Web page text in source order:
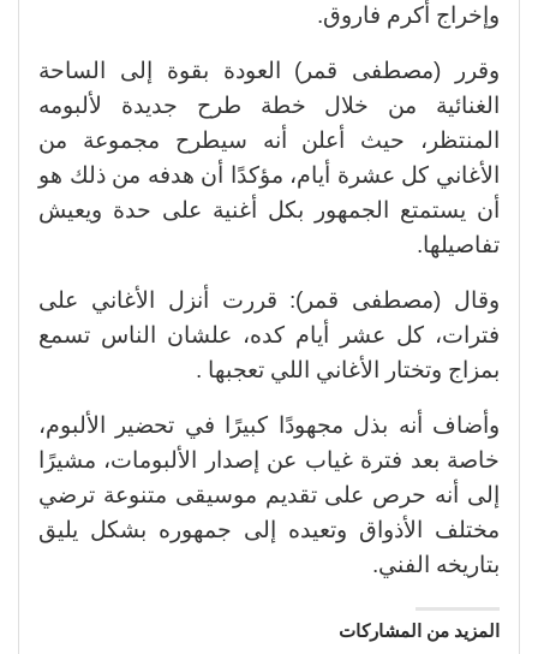
وإخراج أكرم فاروق.
وقرر (مصطفى قمر) العودة بقوة إلى الساحة
الغنائية من خلال خطة طرح جديدة لألبومه
المنتظر، حيث أعلن أنه سيطرح مجموعة من
الأغاني كل عشرة أيام، مؤكدًا أن هدفه من ذلك هو
أن يستمتع الجمهور بكل أغنية على حدة ويعيش
تفاصيلها.
وقال (مصطفى قمر): قررت أنزل الأغاني على
فترات، كل عشر أيام كده، علشان الناس تسمع
بمزاج وتختار الأغاني اللي تعجبها .
وأضاف أنه بذل مجهودًا كبيرًا في تحضير الألبوم،
خاصة بعد فترة غياب عن إصدار الألبومات، مشيرًا
إلى أنه حرص على تقديم موسيقى متنوعة ترضي
مختلف الأذواق وتعيده إلى جمهوره بشكل يليق
بتاريخه الفني.
المزيد من المشاركات